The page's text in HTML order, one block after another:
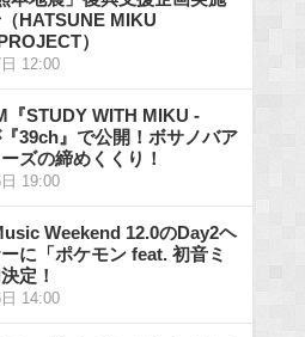
HATSUNE MIKU
）
12:00
『STUDY WITH MIKU -
39ch』で公開！ボサノバア
ズの締めくくり！
19:00
Weekend 12.0のDay2ヘ
に「ポケモン feat. 初音ミ
定！
14:00